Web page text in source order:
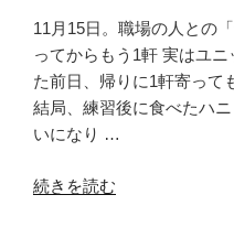
番
外
編
「ソ
ル
ル
11月15日。職場の人との
ってからもう1軒 実はユ
た前日、帰りに1軒寄って
結局、練習後に食べたハ
いになり …
“「赤
続きを読む